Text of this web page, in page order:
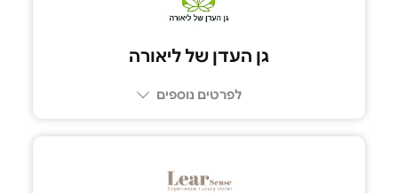
גן העדן של ליאורה
לפרטים נוספים